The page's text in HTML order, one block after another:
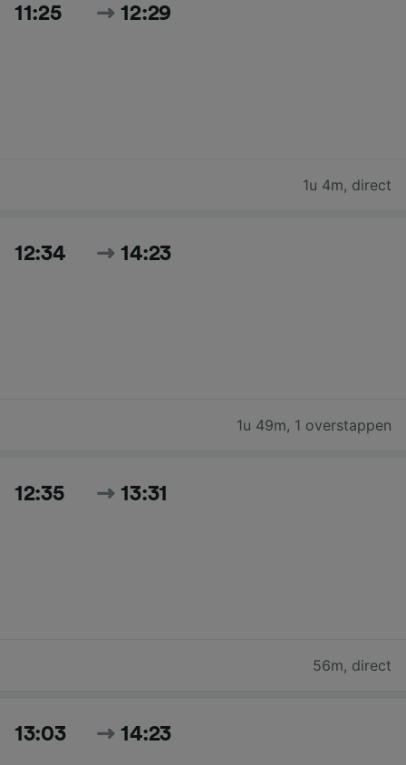
11:25 12:29
1u 4m, direct
12:34 14:23
1u 49m, 1 overstappen
12:35 13:31
56m, direct
13:03 14:23